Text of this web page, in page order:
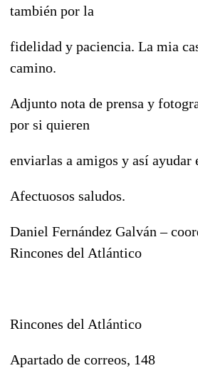
también por la
fidelidad y paciencia. La mia
camino.
Adjunto nota de prensa y
por si quieren
enviarlas a amigos y así ayudar
Afectuosos saludos.
Daniel Fernández Galván –
Rincones del Atlántico
Rincones del Atlántico
Apartado de correos, 148